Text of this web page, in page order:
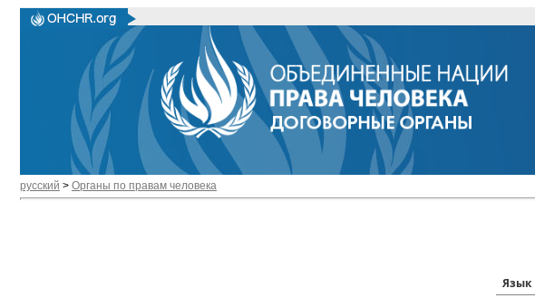
русский > Органы по правам человека
Язык